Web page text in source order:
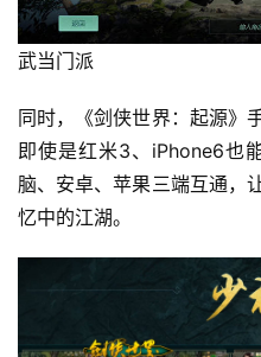
月
3
0
日
茶
武当门派
同时，《剑侠世界：起源》
即使是红米3、iPhone6也
脑、安卓、苹果三端互通，
忆中的江湖。